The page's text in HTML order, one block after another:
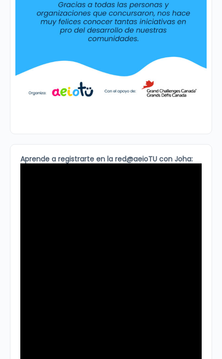
Aprende a registrarte en la red@aeioTU con Joha: